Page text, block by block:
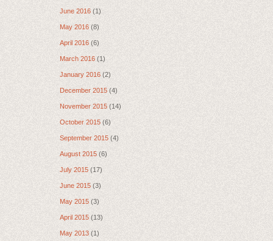
June 2016 (1)
May 2016 (8)
April 2016 (6)
March 2016 (1)
January 2016 (2)
December 2015 (4)
November 2015 (14)
October 2015 (6)
September 2015 (4)
August 2015 (6)
July 2015 (17)
June 2015 (3)
May 2015 (3)
April 2015 (13)
May 2013 (1)